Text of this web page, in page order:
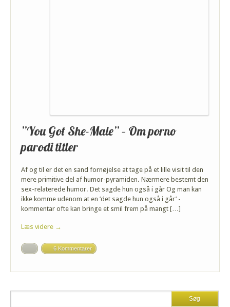
”You Got She-Male” – Om porno
parodi titler
Af og til er det en sand fornøjelse at tage på et lille visit til den
mere primitive del af humor-pyramiden. Nærmere bestemt den
sex-relaterede humor. Det sagde hun også i går Og man kan
ikke komme udenom at en ’det sagde hun også i går’ -
kommentar ofte kan bringe et smil frem på mangt […]
Læs videre →
6 Kommentarer